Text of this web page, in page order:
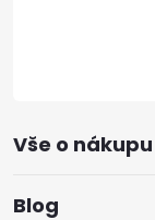
Vše o nákupu
Blog